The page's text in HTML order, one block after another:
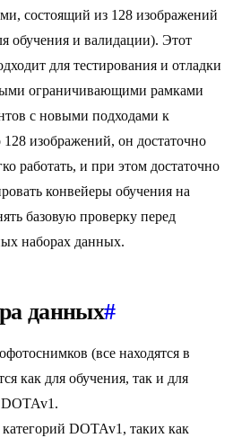
состоящий из 128 изображений
обучения и валидации). Этот
для тестирования и отладки
ограничивающими рамками
с новыми подходами к
изображений, он достаточно
работать, и при этом достаточно
конвейеры обучения на
базовую проверку перед
наборах данных.
данных#
(все находятся в
как для обучения, так и для
DOTAv1, таких как